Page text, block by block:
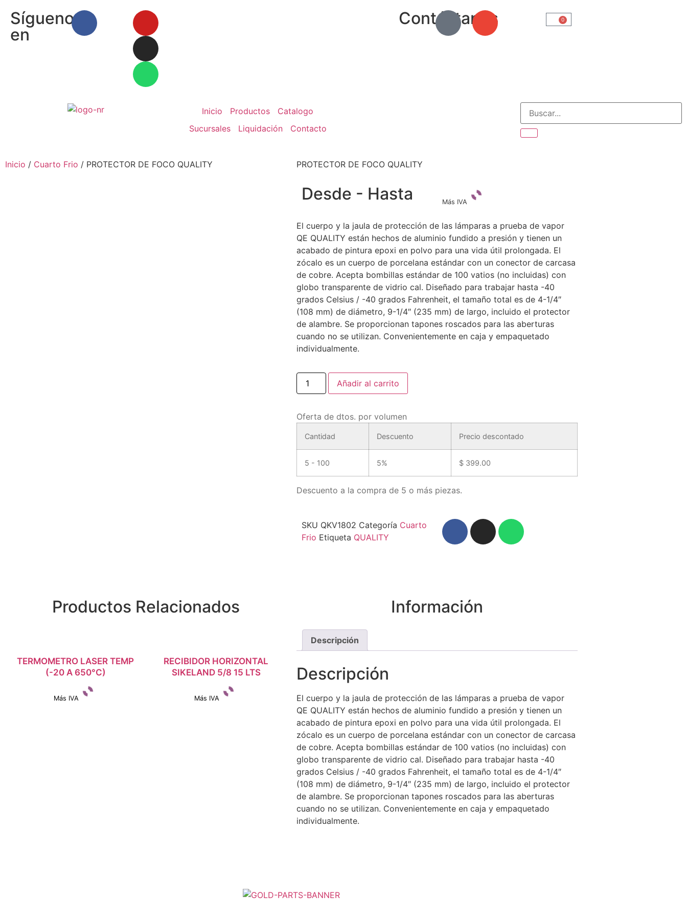
Síguenos
en
Contáctanos 0
Inicio Productos
Catalogo
Sucursales
Liquidación Contacto
Inicio / Cuarto Frio / PROTECTOR DE FOCO QUALITY PROTECTOR DE FOCO QUALITY
Desde - Hasta Más IVA
El cuerpo y la jaula de protección de las lámparas a prueba de vapor
QE QUALITY están hechos de aluminio fundido a presión y tienen un
acabado de pintura epoxi en polvo para una vida útil prolongada. El
zócalo es un cuerpo de porcelana estándar con un conector de carcasa
de cobre. Acepta bombillas estándar de 100 vatios (no incluidas) con
globo transparente de vidrio cal. Diseñado para trabajar hasta -40
grados Celsius / -40 grados Fahrenheit, el tamaño total es de 4-1/4″
(108 mm) de diámetro, 9-1/4″ (235 mm) de largo, incluido el protector
de alambre. Se proporcionan tapones roscados para las aberturas
cuando no se utilizan. Convenientemente en caja y empaquetado
individualmente.
Añadir al carrito
Oferta de dtos. por volumen
Cantidad Descuento Precio descontado
5 - 100 5% $ 399.00
Descuento a la compra de 5 o más piezas.
SKU QKV1802 Categoría Cuarto
Frio Etiqueta QUALITY
Productos Relacionados
INICIAR SESIÓN
TERMOMETRO LASER TEMP
(-20 A 650°C)
Más IVA
INICIAR SESIÓN
RECIBIDOR HORIZONTAL
SIKELAND 5/8 15 LTS
Más IVA
Información
Descripción
Descripción
El cuerpo y la jaula de protección de las lámparas a prueba de vapor
QE QUALITY están hechos de aluminio fundido a presión y tienen un
acabado de pintura epoxi en polvo para una vida útil prolongada. El
zócalo es un cuerpo de porcelana estándar con un conector de carcasa
de cobre. Acepta bombillas estándar de 100 vatios (no incluidas) con
globo transparente de vidrio cal. Diseñado para trabajar hasta -40
grados Celsius / -40 grados Fahrenheit, el tamaño total es de 4-1/4″
(108 mm) de diámetro, 9-1/4″ (235 mm) de largo, incluido el protector
de alambre. Se proporcionan tapones roscados para las aberturas
cuando no se utilizan. Convenientemente en caja y empaquetado
individualmente.